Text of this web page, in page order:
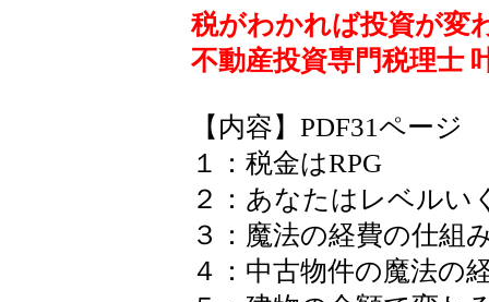
税がわかれば投資が変
不動産投資専門税理士
【内容】PDF31ページ
１：税金はRPG
２：あなたはレベルい
３：魔法の経費の仕組
４：中古物件の魔法の